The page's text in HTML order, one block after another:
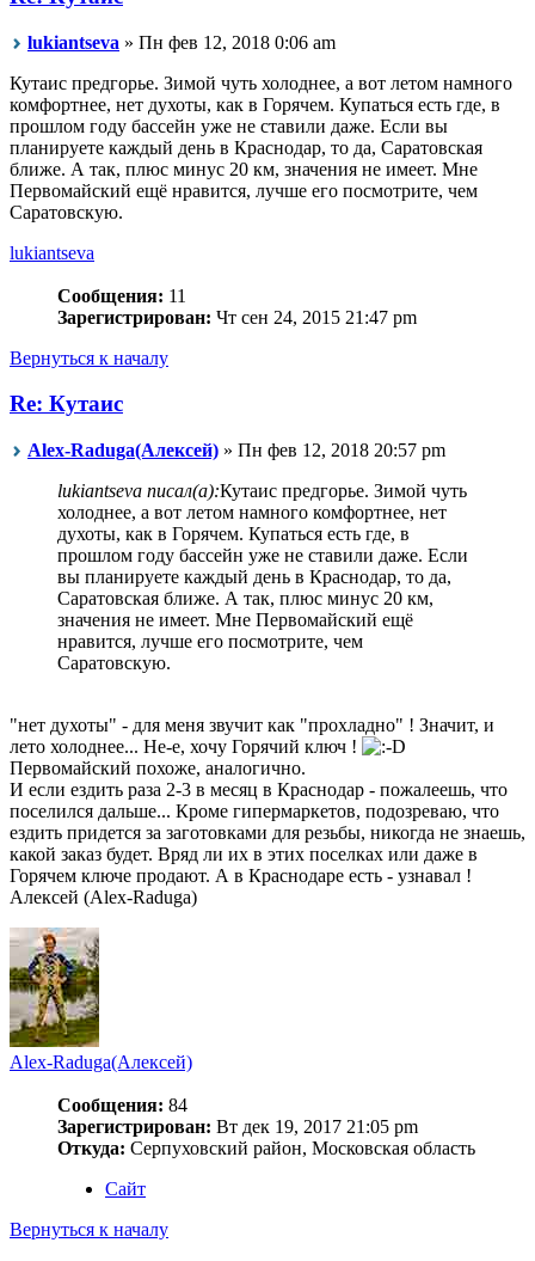
lukiantseva » Пн фев 12, 2018 0:06 am
Кутаис предгорье. Зимой чуть холоднее, а вот летом намного
комфортнее, нет духоты, как в Горячем. Купаться есть где, в
прошлом году бассейн уже не ставили даже. Если вы
планируете каждый день в Краснодар, то да, Саратовская
ближе. А так, плюс минус 20 км, значения не имеет. Мне
Первомайский ещё нравится, лучше его посмотрите, чем
Саратовскую.
lukiantseva
Сообщения: 11
Зарегистрирован: Чт сен 24, 2015 21:47 pm
Вернуться к началу
Re: Кутаис
Alex-Raduga(Алексей) » Пн фев 12, 2018 20:57 pm
lukiantseva писал(а):Кутаис предгорье. Зимой чуть
холоднее, а вот летом намного комфортнее, нет
духоты, как в Горячем. Купаться есть где, в
прошлом году бассейн уже не ставили даже. Если
вы планируете каждый день в Краснодар, то да,
Саратовская ближе. А так, плюс минус 20 км,
значения не имеет. Мне Первомайский ещё
нравится, лучше его посмотрите, чем
Саратовскую.
"нет духоты" - для меня звучит как "прохладно" ! Значит, и
лето холоднее... Не-е, хочу Горячий ключ !
Первомайский похоже, аналогично.
И если ездить раза 2-3 в месяц в Краснодар - пожалеешь, что
поселился дальше... Кроме гипермаркетов, подозреваю, что
ездить придется за заготовками для резьбы, никогда не знаешь,
какой заказ будет. Вряд ли их в этих поселках или даже в
Горячем ключе продают. А в Краснодаре есть - узнавал !
Алексей (Alex-Raduga)
Alex-Raduga(Алексей)
Сообщения: 84
Зарегистрирован: Вт дек 19, 2017 21:05 pm
Откуда: Серпуховский район, Московская область
Сайт
Вернуться к началу